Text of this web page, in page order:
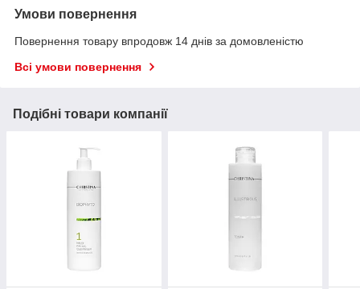
Умови повернення
Повернення товару впродовж 14 днів за домовленістю
Всі умови повернення
Подібні товари компанії